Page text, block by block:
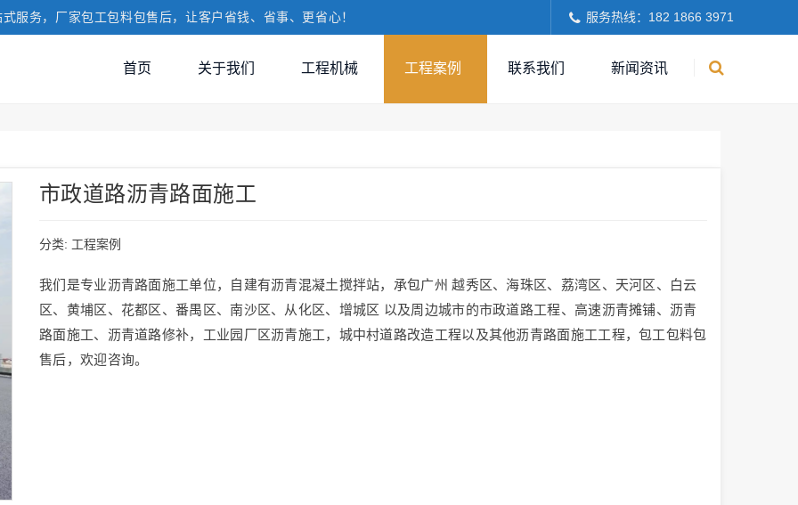
服务，厂家包工包料包售后，让客户省钱、省事、更省心！ 服务热线：182 1866 3971
首页 关于我们 工程机械 工程案例 联系我们 新闻资讯
市政道路沥青路面施工
分类: 工程案例
我们是专业沥青路面施工单位，自建有沥青混凝土搅拌站，承包广州 越秀区、海珠区、荔湾区、天河区、白云
区、黄埔区、花都区、番禺区、南沙区、从化区、增城区 以及周边城市的市政道路工程、高速沥青摊铺、沥青
路面施工、沥青道路修补，工业园厂区沥青施工，城中村道路改造工程以及其他沥青路面施工工程，包工包料包
售后，欢迎咨询。